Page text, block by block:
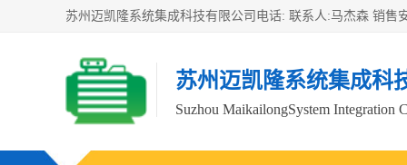
苏州迈凯隆系统集成科
Suzhou MaikailongSystem Integration